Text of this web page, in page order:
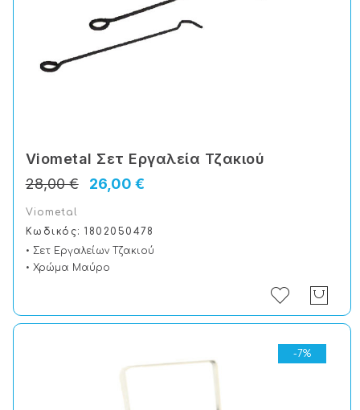
Viometal Σετ Εργαλεία Τζακιού
26,00 €
28,00 €
Viometal
Κωδικός: 1802050478
• Σετ Εργαλείων Τζακιού
• Χρώμα Μαύρο
-7%